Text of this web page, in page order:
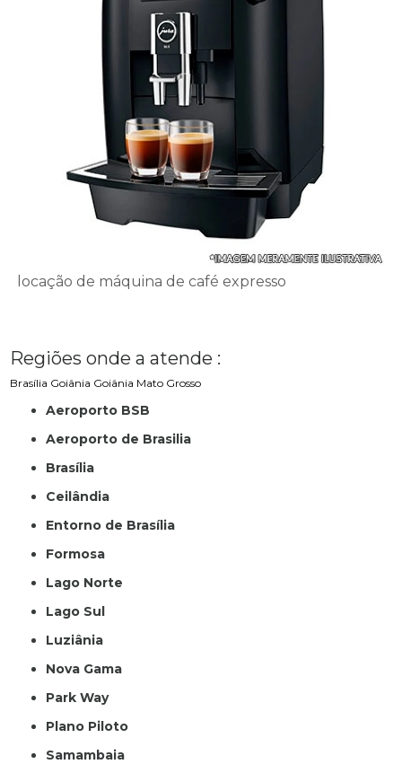
locação de máquina de café expresso
Regiões onde a atende :
Brasília Goiânia Goiânia Mato Grosso
Aeroporto BSB
Aeroporto de Brasilia
Brasília
Ceilândia
Entorno de Brasília
Formosa
Lago Norte
Lago Sul
Luziânia
Nova Gama
Park Way
Plano Piloto
Samambaia